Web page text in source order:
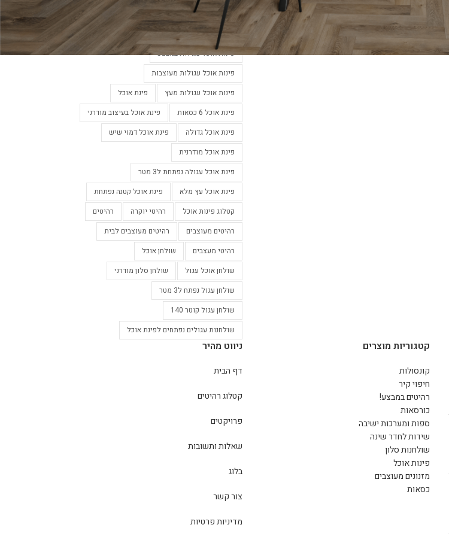
פינות אוכל מעוצבות
פינות אוכל מעוצבות בלבן
פינות אוכל מעוצבות נפתחות
פינות אוכל עגולות במבצע
פינות אוכל עגולות מעוצבות
פינות אוכל עגולות מעץ
פינת אוכל
פינת אוכל 6 כסאות
פינת אוכל בעיצוב מודרני
פינת אוכל גדולה
פינת אוכל דמוי שיש
פינת אוכל מודרנית
פינת אוכל עגולה נפתחת ל3 מטר
פינת אוכל עץ מלא
פינת אוכל קטנה נפתחת
קטלוג פינות אוכל
רהיטי יוקרה
רהיטים
רהיטים מעוצבים
רהיטים מעוצבים לבית
רהיטי מעצבים
שולחן אוכל
שולחן אוכל עגול
שולחן סלון מודרני
שולחן עגול נפתח ל3 מטר
שולחן עגול קוטר 140
שולחנות עגולים נפתחים לפינת אוכל
קטגוריות מוצרים
קונסולות
חיפוי קיר
רהיטים במבצע!
כורסאות
ספות ומערכות ישיבה
שידות לחדר שינה
שולחנות סלון
פינות אוכל
מזנונים מעוצבים
כסאות
ניווט מהיר
דף הבית
קטלוג רהיטים
פרויקטים
שאלות ותשובות
בלוג
צור קשר
מדיניות פרטיות